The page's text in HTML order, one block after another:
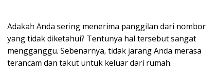
Adakah Anda sering menerima panggilan dari nombor
yang tidak diketahui? Tentunya hal tersebut sangat
mengganggu. Sebenarnya, tidak jarang Anda merasa
terancam dan takut untuk keluar dari rumah.